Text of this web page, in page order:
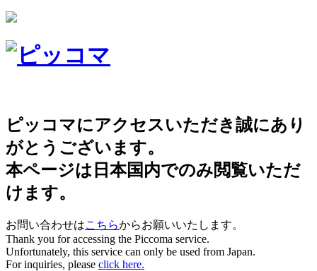
ピッコマにアクセスいただき誠にあり
がとうございます。
本ページは日本国内でのみ閲覧いただ
けます。
お問い合わせはこちらからお願いいたします。
Thank you for accessing the Piccoma service.
Unfortunately, this service can only be used from Japan.
For inquiries, please click here.